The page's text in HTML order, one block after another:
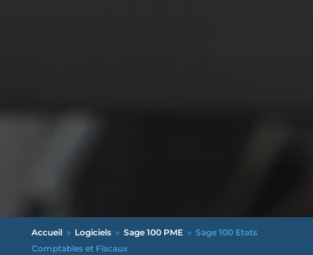
Accueil 9 Logiciels 9 Sage 100 PME 9 Sage 100 Etats
Comptables et Fiscaux